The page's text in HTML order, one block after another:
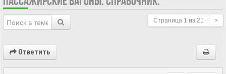
Страница 1 из 21 >
Ответить